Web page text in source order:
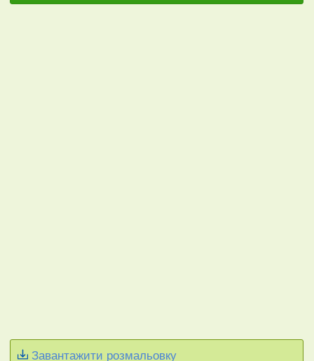
Завантажити розмальовку